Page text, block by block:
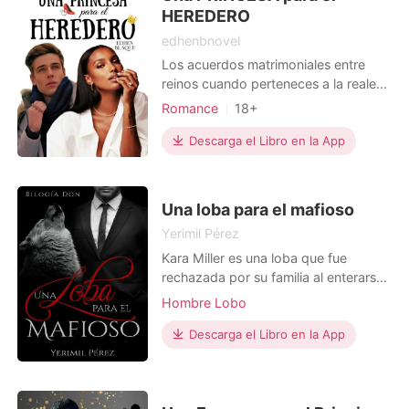
Italia, nunca imaginó q
HEREDERO
edhenbnovel
Los acuerdos matrimoniales entre
reinos cuando perteneces a la realeza
es algo a lo que acostumbrarse, sin
matrimonio pactado entre ambos no
representa más que el infierno.
soportar la presencia
Romance
18+
Matromonio arreglado
Venganza
Encantadora
Príncipe
Realeza
Descarga el Libro en la App
Una loba para el mafioso
Yerimil Pérez
Kara Miller es una loba que fue
rechazada por su familia al enterarse
el rango que ocuparía dentro de la
desde allí como la mancha que dañó
el linaje de sus ancestros. Cansada de
Hombre Lobo
Descarga el Libro en la App